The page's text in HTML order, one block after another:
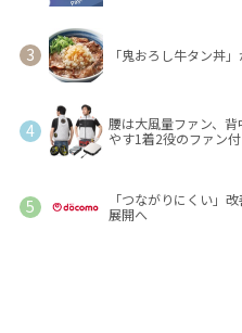
「鬼おろし牛タン丼
腰は大風量ファン、
やす1着2役のファン
「つながりにくい」
展開へ